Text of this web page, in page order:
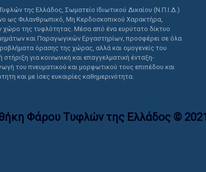
της Ελλάδος, Σωματείο Ιδιωτικού Δικαίου (Ν.Π.Ι.Δ.)
ως Φιλανθρωπικό, Μη Κερδοσκοπικού Χαρακτήρα,
χώρο της τυφλότητας. Μέσα από ένα ευρύτατο δίκτυο
και Παραγωγικών Εργαστηρίων, προσφέρει σε όλα
όρασης της χώρας, αλλά και ομογενείς του
για κοινωνική και επαγγελματική ένταξη-
του πνευματικού και μορφωτικού τους επιπέδου και
και με ίσες ευκαιρίες καθημερινότητα.
Φάρου Τυφλών της Ελλάδoς © 2021